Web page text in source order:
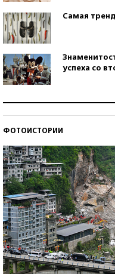
Самая
успеха со
ФОТОИСТОРИИ